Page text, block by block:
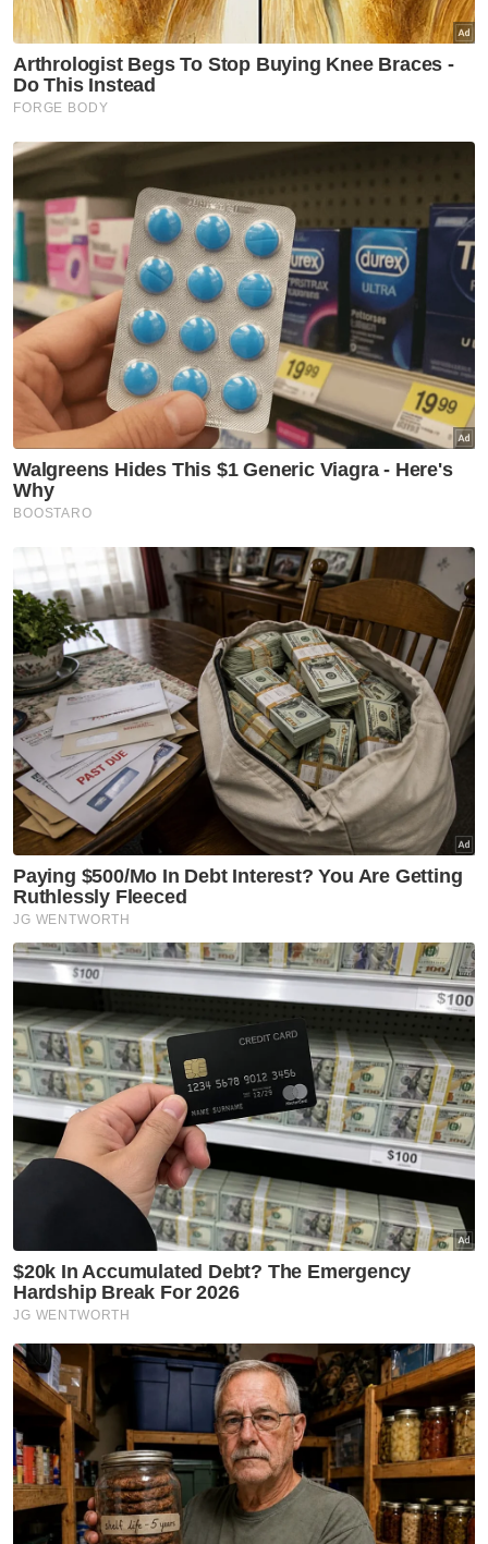
"Namun begitu, kebimbangan tetap wujud
terutama membabitkan keselamatan saksi
dan keluarga mereka. Pendedahan identiti
saksi berisiko mendedahkan mereka kepada
tekanan, ancaman atau buli.
"Justeru, mekanisme perlindungan perlu
diperhalusi bagi memastikan saksi berani
tampil memberikan keterangan tanpa rasa
takut," tegas beliau.
Muat turun aplikasi Sinar Harian.Klik di sini!
Rasuah
SPRM
Kes Rasuah Berprofil Tinggi
Siaran Langsung
Artikel Disyorkan
Rasuah Busters
generasi berprinsip, bukan
sekadar cemerlang akademik
Rasuah Busters
KHSB, Rasuah Busters jalin
kerjasama PSA perkasa budaya
antirasuah
Rasuah Busters
Usaha perkasa integriti perlu
komitmen semua agensi -
JBPM
Rasuah Busters
Jelajah Antirasuah MARA
diteruskan perkukuh budaya